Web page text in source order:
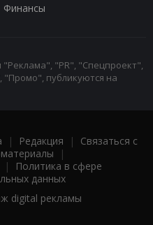
Финансы
"PR", "Спецпроект",
публикуются на
| Редакция | Связаться с
|
|
Политика в сфере
данных
digital рекламы